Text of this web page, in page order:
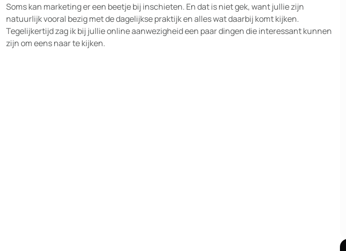
Soms kan marketing er een beetje bij inschieten. En dat is niet gek, want jullie zijn
natuurlijk vooral bezig met de dagelijkse praktijk en alles wat daarbij komt kijken.
Tegelijkertijd zag ik bij jullie online aanwezigheid een paar dingen die interessant kunnen
zijn om eens naar te kijken.